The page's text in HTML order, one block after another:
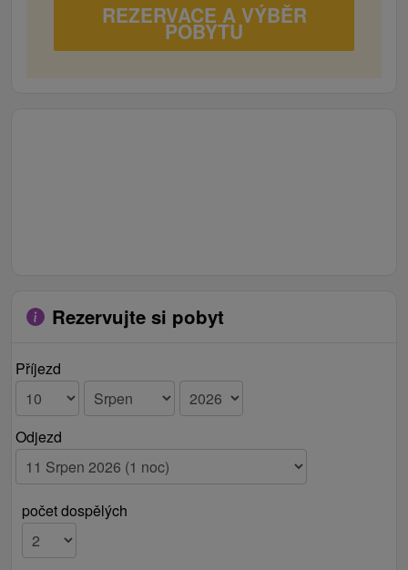
REZERVACE A VÝBĚR
POBYTU
Rezervujte si pobyt
Příjezd
Odjezd
počet dospělých